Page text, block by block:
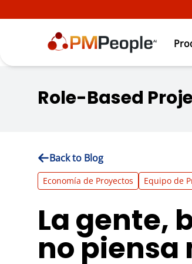
Role-Based
Back to Blog
Economía de Proyectos Equipo de
La gente,
no piensa